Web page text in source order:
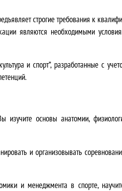
₽строгие требования к
являются необходимыми
и спорт”, разработанные с
изучите основы анатомии,
и организовывать
и менеджмента в спорте,